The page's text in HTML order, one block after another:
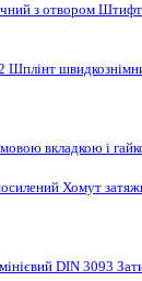
з отвором Штифт
Шплінт
вкладкою і
Хомут
DIN 3093